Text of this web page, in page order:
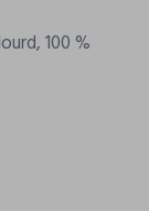
100 %